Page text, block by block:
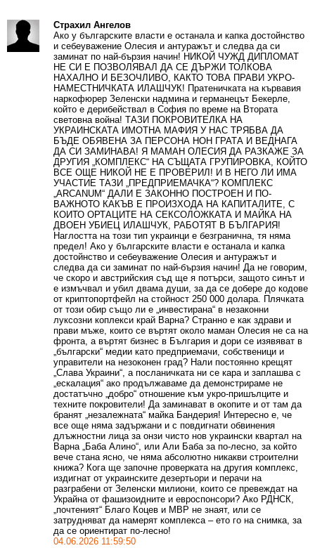
Страхил Ангелов
Ако у българските власти е останала и капка достойнство
и себеуважение Олесия и антуражът и следва да си
заминат по най-бързия начин! НИКОЙ ЧУЖД ДИПЛОМАТ
НЕ СИ Е ПОЗВОЛЯВАЛ ДА СЕ ДЪРЖИ ТОЛКОВА
НАХАЛНО И БЕЗОЧЛИВО, КАКТО ТОВА ПРАВИ УКРО-
НАМЕСТНИЧКАТА ИЛАШЧУК! Пратеничката на кървавия
наркофюрер Зеленски надмина и германецът Бекерле,
който е дерибействал в София по време на Втората
световна война! ТАЗИ ПОКРОВИТЕЛКА НА
УКРАИНСКАТА ИМОТНА МАФИЯ У НАС ТРЯБВА ДА
БЪДЕ ОБЯВЕНА ЗА ПЕРСОНА НОН ГРАТА И ВЕДНАГА
ДА СИ ЗАМИНАВА! Я МАМАН ОЛЕСИЯ ДА РАЗКАЖЕ ЗА
ДРУГИЯ „КОМПЛЕКС“ НА СЪЩАТА ГРУПИРОВКА, КОЙТО
ВСЕ ОЩЕ НИКОЙ НЕ Е ПРОВЕРИЛ! И В НЕГО ЛИ ИМА
УЧАСТИЕ ТАЗИ „ПРЕДПРИЕМАЧКА“? КОМПЛЕКС
„ARCANUM“ ДАЛИ Е ЗАКОННО ПОСТРОЕН И ПО-
ВАЖНОТО КАКЪВ Е ПРОИЗХОДА НА КАПИТАЛИТЕ, С
КОИТО ОРТАЦИТЕ НА СЕКСОЛОЖКАТА И МАЙКА НА
ДВОЕН УБИЕЦ ИЛАШЧУК, РАБОТЯТ В БЪЛГАРИЯ!
Наглостта на този тип украинци е безгранична, тя няма
предел! Ако у българските власти е останала и капка
достойнство и себеуважение Олесия и антуражът и
следва да си заминат по най-бързия начин! Да не говорим,
че скоро и австрийския съд ще я потърси, защото синът и
е измъчвал и убил двама души, за да се добере до кодове
от криптопортфейл на стойност 250 000 долара. Плячката
от този обир също ли е „инвестирана“ в незаконни
луксозни коплекси край Варна? Странно е как здрави и
прави мъже, които се въртят около маман Олесия не са на
фронта, а въртят бизнес в България и дори се изявяват в
„български“ медии като предприемачи, собственици и
управители на незоконен град? Нали постоянно крещят
„Слава Украини“, а посланичката ни се кара и заплашва с
„ескалация“ ако продължаваме да демонстрираме не
достатъчно „добро“ отношение към укро-пришълците и
техните покровители! Да заминават в окопите и от там да
бранят „незалежната“ майка Бандерия! Интересно е, че
все още няма задържани и с повдигнати обвинения
длъжностни лица за онзи чисто нов украински квартал на
Варна „Баба Алино“, или Али Баба за по-лесно, за който
вече стана ясно, че няма абсолютно никакви строителни
книжа? Кога ще започне проверката на другия комплекс,
издигнат от украинските дезертьори и перачи на
разграбени от Зеленски милиони, които се превеждат на
Украйна от фашизоидните и евроспонсори? Ако РДНСК,
„почтеният“ Благо Коцев и МВР не знаят, или се
затрудняват да намерят комплекса – ето го на снимка, за
да се ориентират по-лесно!
04.06.2026 11:59:50